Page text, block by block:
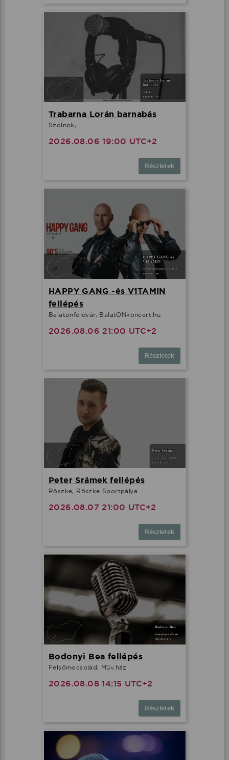
Trabarna Lorán barnabás
Szolnok, .
2026.08.06 19:00 UTC+2
Részletek
HAPPY GANG -és V1TAMIN
fellépés
Balatonföldvár, BalatONkoncert.hu
2026.08.06 21:00 UTC+2
Részletek
Peter Srámek fellépés
Röszke, Röszke Sportpálya
2026.08.07 21:00 UTC+2
Részletek
Bodonyi Bea fellépés
Felsőmocsolád, Műv.ház
2026.08.08 14:15 UTC+2
Részletek